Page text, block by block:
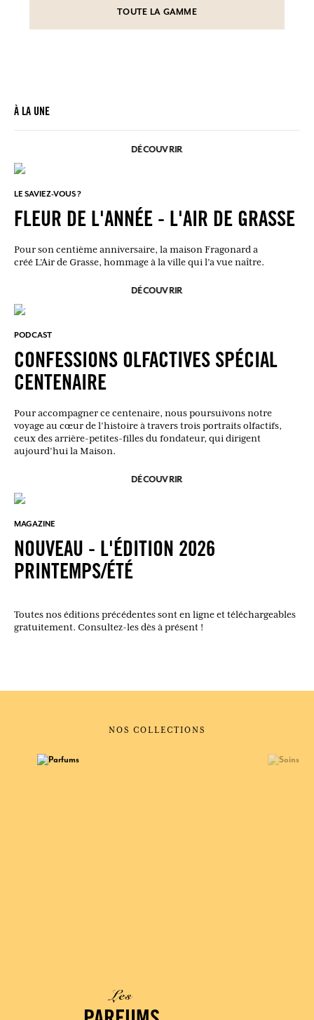
TOUTE LA GAMME
À LA UNE
DÉCOUVRIR
LE SAVIEZ-VOUS ?
FLEUR DE L'ANNÉE - L'AIR DE GRASSE
Pour son centième anniversaire, la maison Fragonard a
créé L’Air de Grasse, hommage à la ville qui l’a vue naître.
DÉCOUVRIR
PODCAST
CONFESSIONS OLFACTIVES SPÉCIAL
CENTENAIRE
Pour accompagner ce centenaire, nous poursuivons notre
voyage au cœur de l’histoire à travers trois portraits olfactifs,
ceux des arrière-petites-filles du fondateur, qui dirigent
aujourd’hui la Maison.
DÉCOUVRIR
MAGAZINE
NOUVEAU - L'ÉDITION 2026
PRINTEMPS/ÉTÉ
Toutes nos éditions précédentes sont en ligne et téléchargeables
gratuitement. Consultez-les dès à présent !
NOS COLLECTIONS
Les